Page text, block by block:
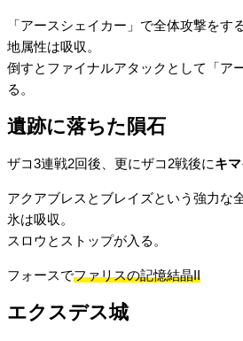
「アースシェイカー」で全体攻撃をする
地属性は吸収。
倒すとファイナルアタックとして「ア
る。
遺跡に落ちた隕石
ザコ3連戦2回後、更にザコ2戦後にキ
アクアブレスとブレイズという強力な
氷は吸収。
スロウとストップが入る。
フォースでファリスの記憶結晶II
エクスデス城